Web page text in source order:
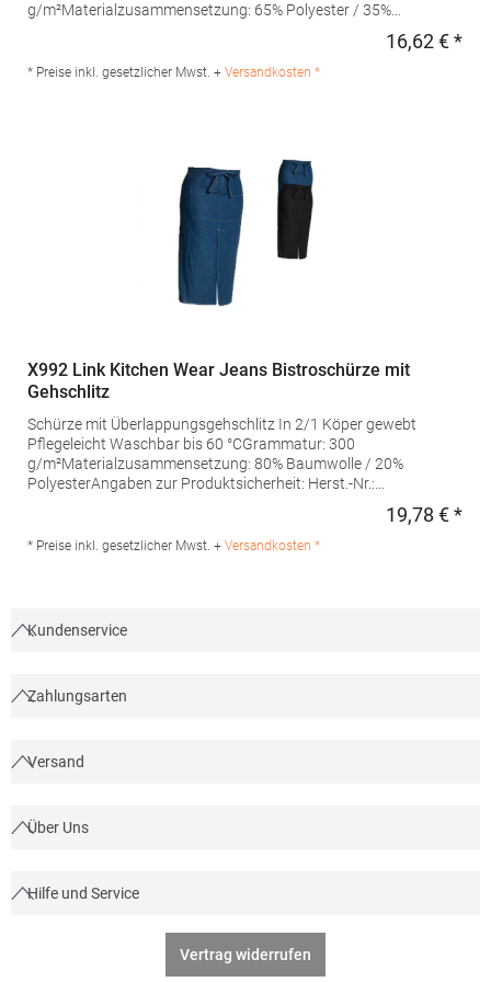
g/m²Materialzusammensetzung: 65% Polyester / 35%
Hersteller: Halink Groothandel B.V. Deventerstraat 4 7575EM
Oldenzaal Niederlande E-Mail: info@halink.nl
16,62 € *
* Preise inkl. gesetzlicher Mwst. + Versandkosten *
X992 Link Kitchen Wear Jeans Bistroschürze mit
Gehschlitz
Schürze mit Überlappungsgehschlitz In 2/1 Köper gewebt
Pflegeleicht Waschbar bis 60 °CGrammatur: 300
g/m²Materialzusammensetzung: 80% Baumwolle / 20%
PolyesterAngaben zur Produktsicherheit: Herst.-Nr.:
Deventerstraat 4 7575EM Oldenzaal Niederlande E-Mail:
info@halink.nl
19,78 € *
* Preise inkl. gesetzlicher Mwst. + Versandkosten *
Kundenservice
Zahlungsarten
Versand
Über Uns
Hilfe und Service
Vertrag widerrufen